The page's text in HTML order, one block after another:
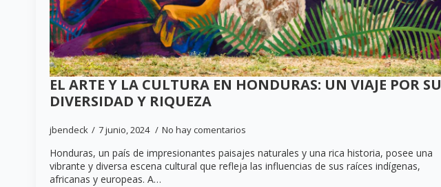
EL ARTE Y LA CULTURA EN HONDURAS: UN VIAJE POR SU
DIVERSIDAD Y RIQUEZA
jbendeck 7 junio, 2024 No hay comentarios
Honduras, un país de impresionantes paisajes naturales y una rica historia, posee una
vibrante y diversa escena cultural que refleja las influencias de sus raíces indígenas,
africanas y europeas. A…